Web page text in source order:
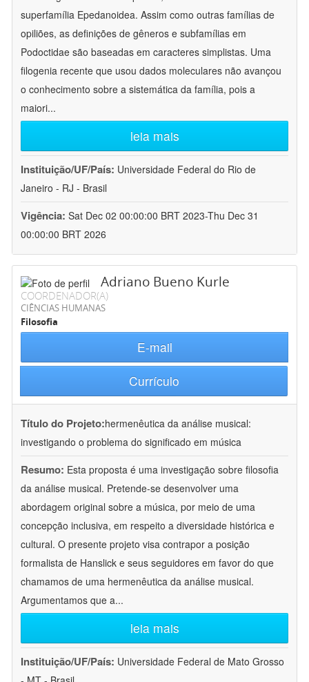
superfamília Epedanoidea. Assim como outras famílias de
opiliões, as definições de gêneros e subfamílias em
Podoctidae são baseadas em caracteres simplistas. Uma
filogenia recente que usou dados moleculares não avançou
o conhecimento sobre a sistemática da família, pois a
maiori...
leia mais
Instituição/UF/País: Universidade Federal do Rio de
Janeiro - RJ - Brasil
Vigência: Sat Dec 02 00:00:00 BRT 2023-Thu Dec 31
00:00:00 BRT 2026
Adriano Bueno Kurle
COORDENADOR(A)
CIÊNCIAS HUMANAS
Filosofia
E-mail
Currículo
Título do Projeto:hermenêutica da análise musical:
investigando o problema do significado em música
Resumo: Esta proposta é uma investigação sobre filosofia
da análise musical. Pretende-se desenvolver uma
abordagem original sobre a música, por meio de uma
concepção inclusiva, em respeito a diversidade histórica e
cultural. O presente projeto visa contrapor a posição
formalista de Hanslick e seus seguidores em favor do que
chamamos de uma hermenêutica da análise musical.
Argumentamos que a...
leia mais
Instituição/UF/País: Universidade Federal de Mato Grosso